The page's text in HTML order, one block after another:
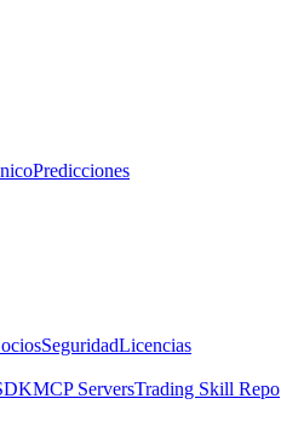
Predicciones
SeguridadLicencias
MCP ServersTrading Skill Repo